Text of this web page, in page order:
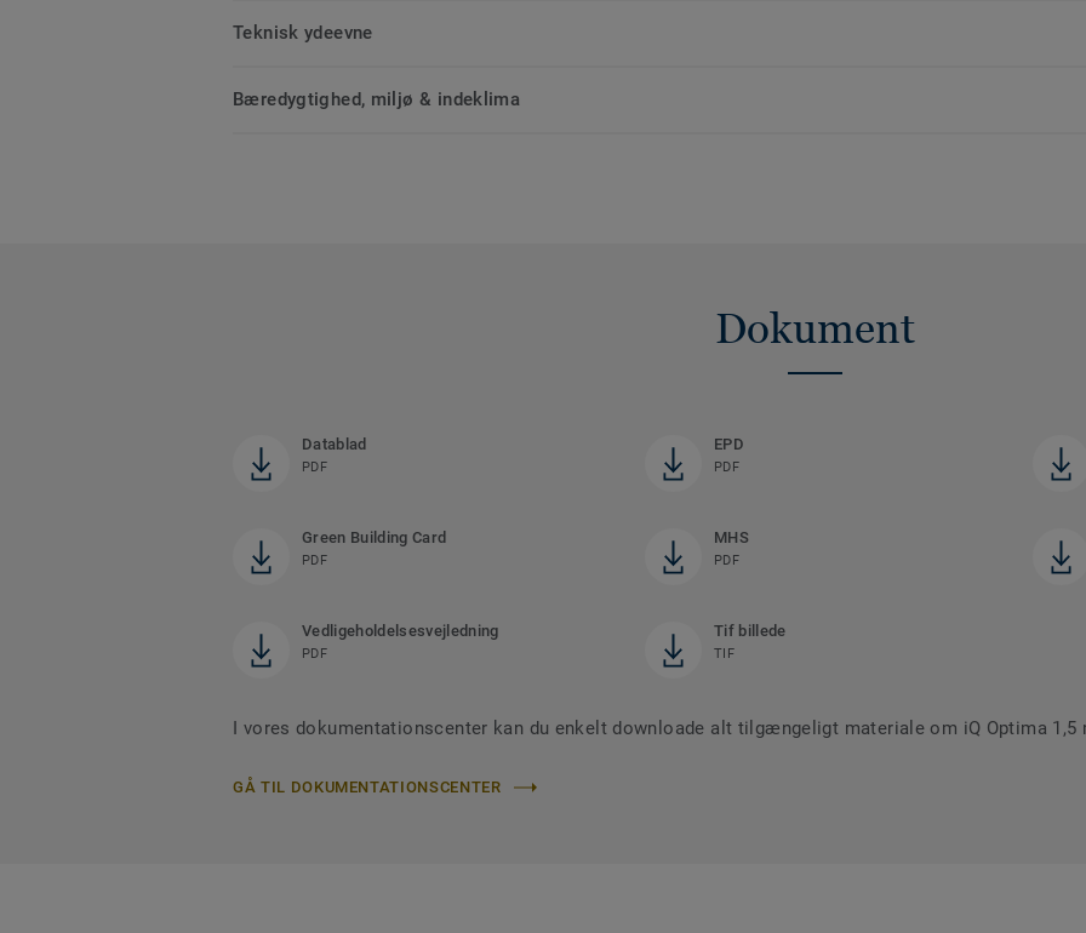
Teknisk ydeevne
Bæredygtighed, miljø & indeklima
Dokument
Datablad
PDF
EPD
PDF
Green Building Card
PDF
MHS
PDF
Vedligeholdelsesvejledning
PDF
Tif billede
TIF
I vores dokumentationscenter kan du enkelt downloade alt tilgængeligt materiale om iQ Optima 1,5
GÅ TIL DOKUMENTATIONSCENTER